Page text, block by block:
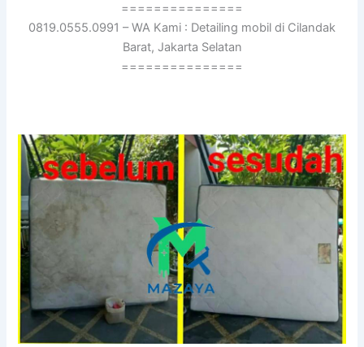
===============
0819.0555.0991 – WA Kami : Detailing mobil di Cilandak
Barat, Jakarta Selatan
===============